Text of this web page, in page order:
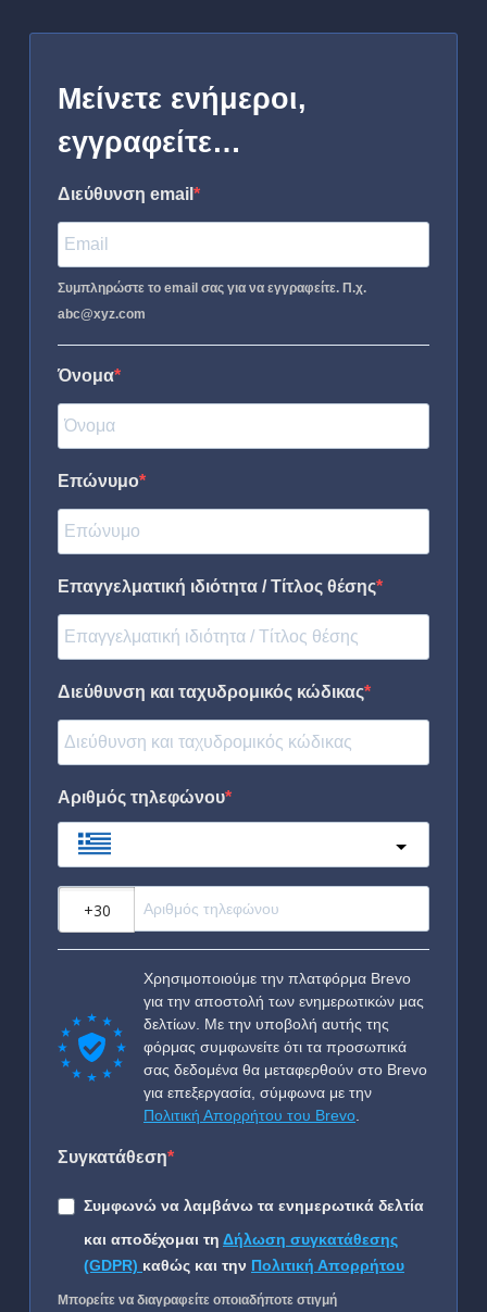
Μείνετε ενήμεροι,
εγγραφείτε…
Διεύθυνση email
Συμπληρώστε το email σας για να εγγραφείτε. Π.χ.
abc@xyz.com
Όνομα
Επώνυμο
Επαγγελματική ιδιότητα / Τίτλος θέσης
Διεύθυνση και ταχυδρομικός κώδικας
Αριθμός τηλεφώνου
Χρησιμοποιούμε την πλατφόρμα Brevo
για την αποστολή των ενημερωτικών μας
δελτίων. Με την υποβολή αυτής της
φόρμας συμφωνείτε ότι τα προσωπικά
σας δεδομένα θα μεταφερθούν στο Brevo
για επεξεργασία, σύμφωνα με την
Πολιτική Απορρήτου του Brevo
Συγκατάθεση
Συμφωνώ να λαμβάνω τα ενημερωτικά δελτία
και αποδέχομαι τη Δήλωση συγκατάθεσης
(GDPR) καθώς και την Πολιτική Απορρήτου
Μπορείτε να διαγραφείτε οποιαδήποτε στιγμή